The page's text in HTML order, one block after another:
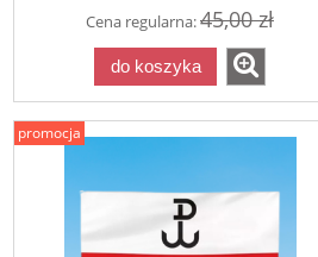
Cena regularna:45,00 zł
do koszyka
promocja